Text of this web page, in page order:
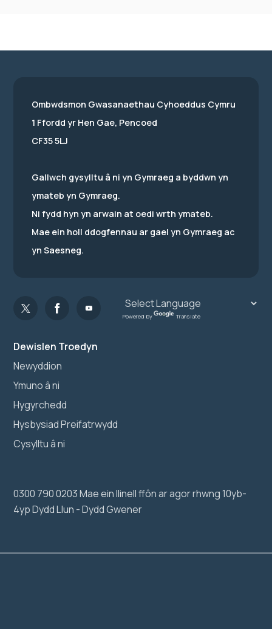
Dewislen Troedyn
Newyddion
Ymuno â ni
Hygyrchedd
Hysbysiad Preifatrwydd
Cysylltu â ni
0300 790 0203 Mae ein llinell ffôn ar agor rhwng 10yb-
4yp Dydd Llun - Dydd Gwener
Ombwdsmon Gwasanaethau Cyhoeddus Cymru
1 Ffordd yr Hen Gae, Pencoed
CF35 5LJ
Gallwch gysylltu â ni yn Gymraeg a byddwn yn
ymateb yn Gymraeg.
Ni fydd hyn yn arwain at oedi wrth ymateb.
Mae ein holl ddogfennau ar gael yn Gymraeg ac
yn Saesneg.
Powered by Translate